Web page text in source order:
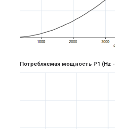
Потребляемая мощность P1 (Hz -